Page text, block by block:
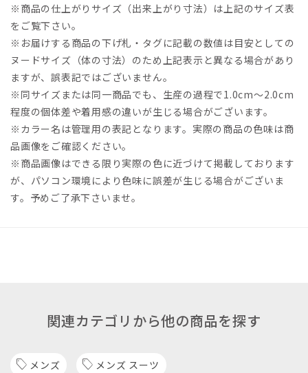
※商品の仕上がりサイズ（出来上がり寸法）は上記のサイズ表
をご覧下さい。
※お届けする商品の下げ札・タグに記載の数値は目安としての
ヌードサイズ（体の寸法）のため上記表示と異なる場合があり
ますが、誤表記ではございません。
※同サイズまたは同一商品でも、生産の過程で1.0cm～2.0cm
程度の個体差や着用感の違いが生じる場合がございます。
※カラー名は管理用の表記となります。実際の商品の色味は商
品画像をご確認ください。
※商品画像はできる限り実際の色に近づけて掲載しております
が、パソコン環境により色味に誤差が生じる場合がございま
す。予めご了承下さいませ。
関連カテゴリから他の商品を探す
メンズ メンズ スーツ